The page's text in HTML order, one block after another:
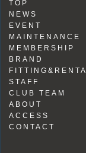
TOP
NEWS
EVENT
MAINTENANCE
MEMBERSHIP
BRAND
STAFF
CLUB TEAM
ABOUT
ACCESS
CONTACT